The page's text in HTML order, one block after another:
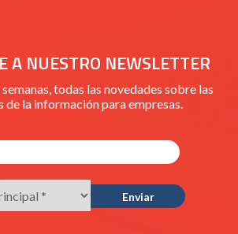
A NUESTRO NEWSLETTER
todas las novedades sobre las
de la información para empresas.